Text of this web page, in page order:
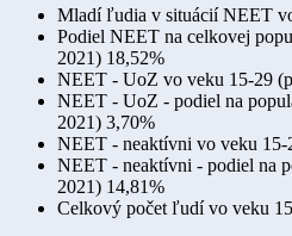
Mladí ľudia v situácií NEET
Podiel NEET na celkovej
2021) 18,52%
NEET - UoZ vo veku 15-29
NEET - UoZ - podiel na
2021) 3,70%
NEET - neaktívni vo veku 15-
NEET - neaktívni - podiel na
2021) 14,81%
Celkový počet ľudí vo veku